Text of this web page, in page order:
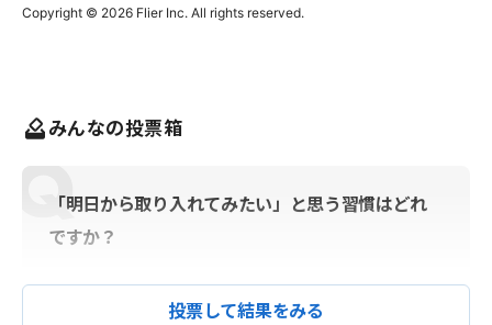
みんなの投票箱
「明日から取り入れてみたい」と思う習慣はどれ
ですか？
投票して結果をみる